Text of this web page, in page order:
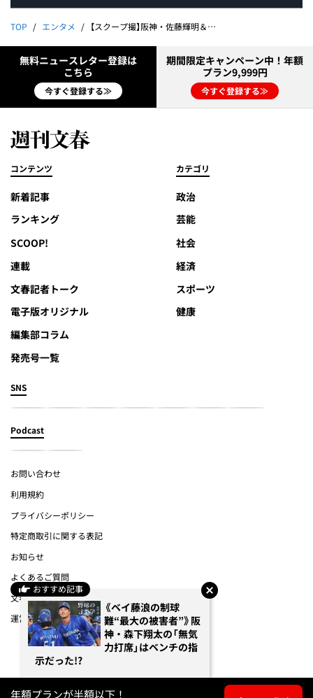
おすすめ記事
《ベイ藤浪の制球
難“最大の被害者”》阪
神・森下翔太の「無気
力打席」はベンチの指
示だった!?
TOP エンタメ 【スクープ撮】阪神・佐藤輝明＆森下翔太の六本木アベックホームラン!!《主砲コンビが朝4時まで美女軍団と…》
無料ニュースレター登録は
こちら
今すぐ登録する≫
期間限定キャンペーン中！年額
プラン9,999円
今すぐ登録する≫
コンテンツ
新着記事
ランキング
SCOOP!
連載
文春記者トーク
電子版オリジナル
編集部コラム
発売号一覧
カテゴリ
政治
芸能
社会
経済
スポーツ
健康
SNS
Podcast
お問い合わせ
利用規約
プライバシーポリシー
特定商取引に関する表記
お知らせ
よくあるご質問
文春オンライン
運営会社
(c) Bungeishunju Ltd.
年額プランが半額以下！